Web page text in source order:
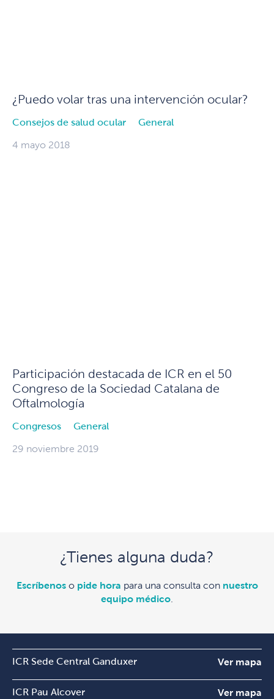
¿Puedo volar tras una intervención ocular?
Consejos de salud ocular General
4 mayo 2018
Participación destacada de ICR en el 50
Congreso de la Sociedad Catalana de
Oftalmología
Congresos General
29 noviembre 2019
¿Tienes alguna duda?
Escríbenoso pide hora para una consulta con nuestro
equipo médico
ICR Sede Central Ganduxer Ver mapa
ICR Pau Alcover Ver mapa